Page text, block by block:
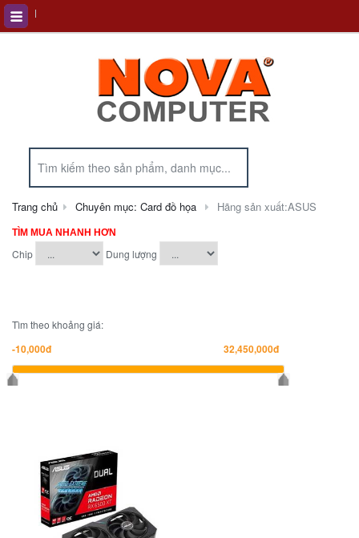
Trang chủ Chuyên mục: Card đồ họa Hãng sản xuất:ASUS
TÌM MUA NHANH HƠN
Chip Dung lượng
Tìm theo khoảng giá: